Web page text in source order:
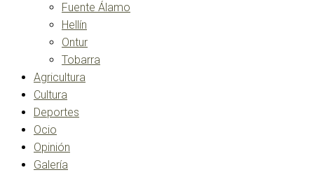
Fuente Álamo
Hellín
Ontur
Tobarra
Agricultura
Cultura
Deportes
Ocio
Opinión
Galería